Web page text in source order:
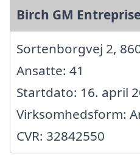
Birch GM
Sortenborgvej 2,
Ansatte: 41
Startdato: 16. april
Virksomhedsform:
CVR: 32842550